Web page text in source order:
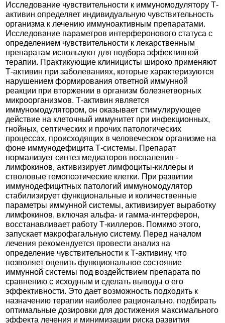
Исследование чувствительности к иммуномодулятору Т-
активин определяет индивидуальную чувствительность
организма к лечению иммуноактивным препаратами.
Исследование параметров интерферонового статуса с
определением чувствительности к лекарственным
препаратам используют для подбора эффективной
терапии. Практикующие клиницисты широко применяют
Т-активин при заболеваниях, которые характеризуются
нарушением формирования ответной иммунной
реакции при вторжении в организм болезнетворных
микроорганизмов. Т-активин является
иммуномодулятором, он оказывает стимулирующее
действие на клеточный иммунитет при инфекционных,
гнойных, септических и прочих патологических
процессах, происходящих в человеческом организме на
фоне иммунодефицита Т-системы. Препарат
нормализует синтез медиаторов воспаления -
лимфокинов, активизирует лимфоциты-киллеры и
стволовые гемопоэтические клетки. При развитии
иммунодефицитных патологий иммуномодулятор
стабилизирует функциональные и количественные
параметры иммунной системы, активизирует выработку
лимфокинов, включая альфа- и гамма-интерферон,
восстанавливает работу Т-киллеров. Помимо этого,
запускает макрофагальную систему. Перед началом
лечения рекомендуется провести анализ на
определение чувствительности к Т-активину, что
позволяет оценить функциональное состояние
иммунной системы под воздействием препарата по
сравнению с исходным и сделать выводы о его
эффективности. Это дает возможность подходить к
назначению терапии наиболее рационально, подбирать
оптимальные дозировки для достижения максимального
эффекта лечения и минимизации риска развития